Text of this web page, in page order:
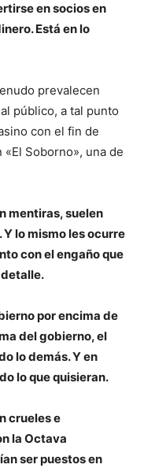
en socios en
Está en lo
prevalecen
público, a tal punto
con el fin de
Soborno», una de
mentiras, suelen
lo mismo les ocurre
con el engaño que
detalle.
por encima de
del gobierno, el
lo demás. Y en
lo que quisieran.
crueles e
la Octava
ser puestos en